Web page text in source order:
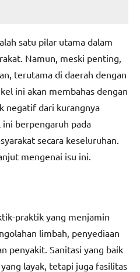
satu pilar utama dalam
Namun, meski penting,
terutama di daerah dengan
ini akan membahas dengan
negatif dari kurangnya
ini berpengaruh pada
secara keseluruhan.
mengenai isu ini.
praktik yang menjamin
limbah, penyediaan
penyakit. Sanitasi yang baik
layak, tetapi juga fasilitas